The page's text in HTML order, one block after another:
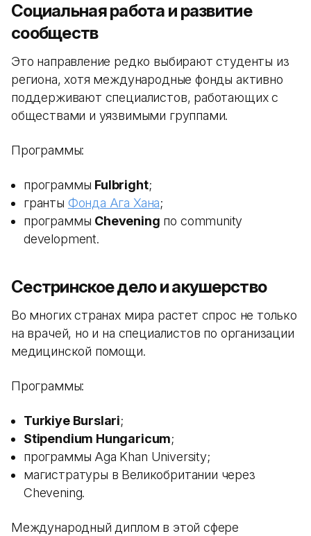
Социальная работа и развитие
сообществ
Это направление редко выбирают студенты из
региона, хотя международные фонды активно
поддерживают специалистов, работающих с
обществами и уязвимыми группами.
Программы:
программы Fulbright;
гранты Фонда Ага Хана;
программы Chevening по community
development.
Сестринское дело и акушерство
Во многих странах мира растет спрос не только
на врачей, но и на специалистов по организации
медицинской помощи.
Программы:
Turkiye Burslari;
Stipendium Hungaricum;
программы Aga Khan University;
магистратуры в Великобритании через
Chevening.
Международный диплом в этой сфере